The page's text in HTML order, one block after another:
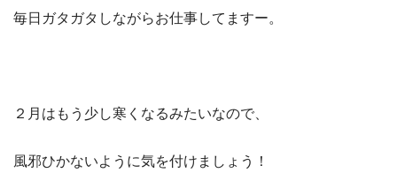
毎日ガタガタしながらお仕事してますー。
２月はもう少し寒くなるみたいなので、
風邪ひかないように気を付けましょう！